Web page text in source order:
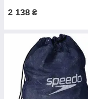
2 138 ₴